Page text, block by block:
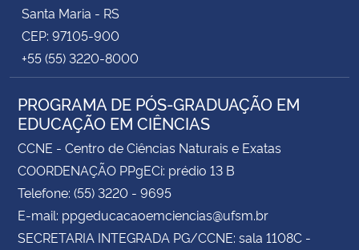
Santa Maria - RS
CEP: 97105-900
+55 (55) 3220-8000
PROGRAMA DE PÓS-GRADUAÇÃO EM
EDUCAÇÃO EM CIÊNCIAS
CCNE - Centro de Ciências Naturais e Exatas
COORDENAÇÃO PPgECi: prédio 13 B
Telefone: (55) 3220 - 9695
E-mail: ppgeducacaoemciencias@ufsm.br
SECRETARIA INTEGRADA PG/CCNE: sala 1108C -